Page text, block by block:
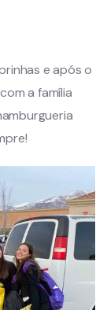
e após o
a família